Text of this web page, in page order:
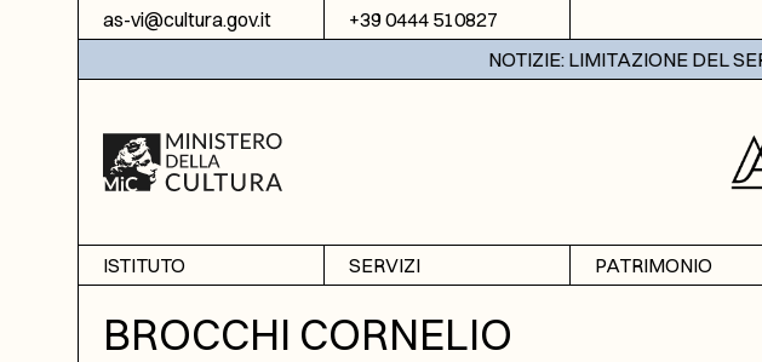
Vai al contenuto
as-vi@cultura.gov.it +39 0444 510827
NOTIZIE: LIMITAZIONE DEL
ISTITUTO
Informazioni
SERVIZI
Ricerche
PATRIMONIO
BROCCHI CORNELIO